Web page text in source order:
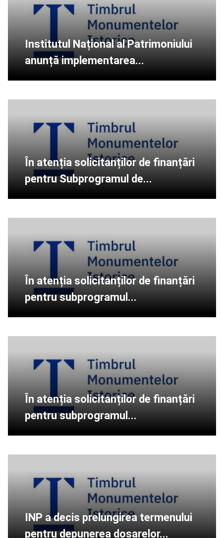
Institutul Național al Patrimoniului
anunță implementarea...
În atenția solicitanților de finanțări
pentru Subprogramul de...
În atenția solicitanților de finanțări
pentru subprogramul...
În atenția solicitanților de finanțări
pentru subprogramul...
INP a decis prelungirea termenului
pentru depunerea dosarelor...